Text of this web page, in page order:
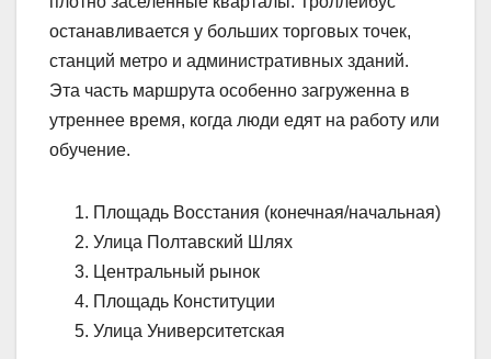
останавливается у больших торговых точек,
станций метро и административных зданий.
Эта часть маршрута особенно загруженна в
утреннее время, когда люди едят на работу или
обучение.
Площадь Восстания (конечная/начальная)
Улица Полтавский Шлях
Центральный рынок
Площадь Конституции
Улица Университетская